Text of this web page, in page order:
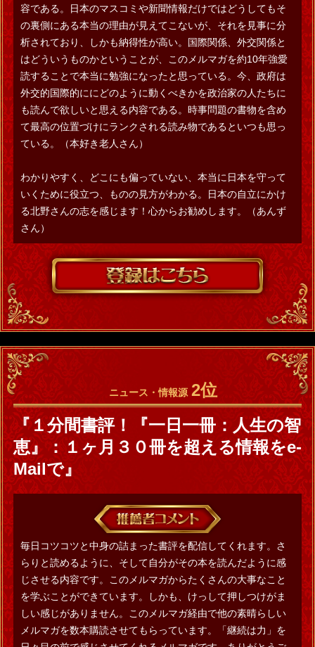
容である。日本のマスコミや新聞情報だけではどうしてもそ
の裏側にある本当の理由が見えてこないが、それを見事に分
析されており、しかも納得性が高い。国際関係、外交関係と
はどういうものかということが、このメルマガを約10年強愛
読することで本当に勉強になったと思っている。今、政府は
外交的国際的ににどのように動くべきかを政治家の人たちに
も読んで欲しいと思える内容である。時事問題の書物を含め
て最高の位置づけにランクされる読み物であるといつも思っ
ている。（本好き老人さん）
わかりやすく、どこにも偏っていない、本当に日本を守って
いくために役立つ、ものの見方がわかる。日本の自立にかけ
る北野さんの志を感じます！心からお勧めします。（あんず
さん）
ニュース・情報源 2位
『１分間書評！『一日一冊：人生の智
恵』：１ヶ月３０冊を超える情報をe-
Mailで』
毎日コツコツと中身の詰まった書評を配信してくれます。さ
らりと読めるように、そして自分がその本を読んだように感
じさせる内容です。このメルマガからたくさんの大事なこと
を学ぶことができています。しかも、けっして押しつけがま
しい感じがありません。このメルマガ経由で他の素晴らしい
メルマガを数本購読させてもらっています。「継続は力」を